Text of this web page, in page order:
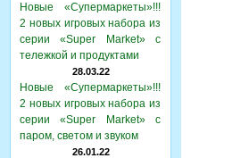
Новые «Супермаркеты»!!!
2 новых игровых набора из
серии «Super Market» с
тележкой и продуктами
28.03.22
Новые «Супермаркеты»!!!
2 новых игровых набора из
серии «Super Market» с
паром, светом и звуком
26.01.22